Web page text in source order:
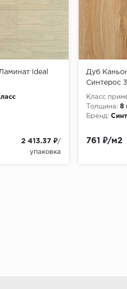
Ideal
2 413.37 ₽/
упаковка
Дуб
Синтерос
Класс
Толщина: 8
Бренд:
761 ₽/м2